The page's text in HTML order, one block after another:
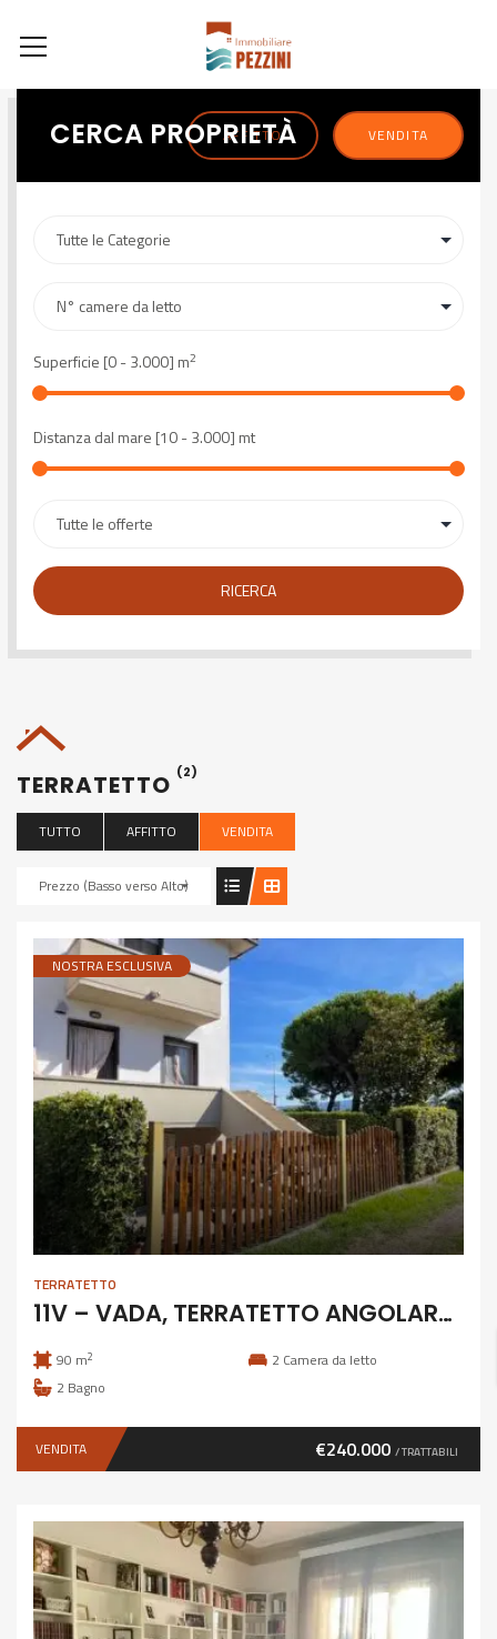
CERCA PROPRIETÀ
AFFITTO VENDITA
Superficie [0-3.000] m2
Distanza dal mare [10-3.000] mt
RICERCA
TERRATETTO (2)
TUTTO AFFITTO VENDITA
Prezzo (Basso verso Alto)
NOSTRA ESCLUSIVA
TERRATETTO
11V – VADA, TERRATETTO ANGOLARE CON GIARDINO E GARAGE
90 m2 2 Camera da letto
2 Bagno
VENDITA €240.000 / TRATTABILI